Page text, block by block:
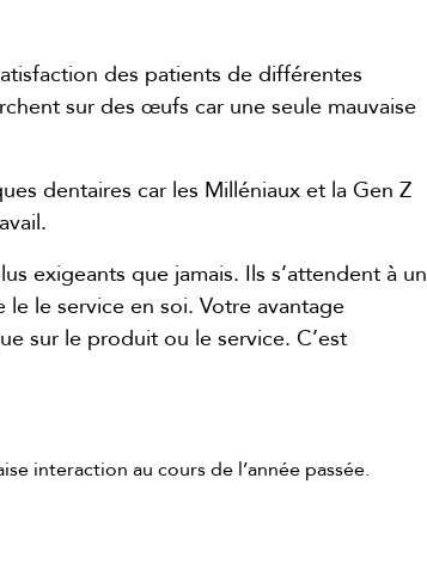
des patients de différentes
sur des œufs car une seule mauvaise
dentaires car les Milléniaux et la Gen Z
exigeants que jamais. Ils s’attendent à un
le service en soi. Votre avantage
sur le produit ou le service. C’est
interaction au cours de l’année passée.